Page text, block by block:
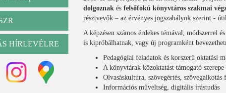
HÍRLEVÉLRE
dolgoznak és felsőfokú könyvtáros szakmai
résztvevők – az érvényes jogszabályok szerint -
A képzésen számos érdekes témával, módszerrel
is kipróbálhatnak, vagy új programként
Pedagógiai feladatok és korszerű oktatási
A könyvtárak közoktatást támogató szerepe
Olvasáskultúra, szövegértés, szövegalkotás
Információs műveltség, digitális írástudás